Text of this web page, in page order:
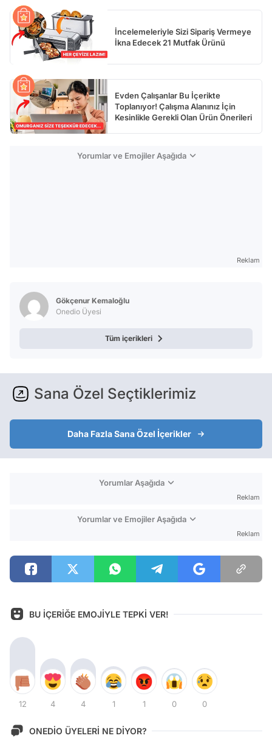
İncelemeleriyle Sizi Sipariş Vermeye
İkna Edecek 21 Mutfak Ürünü
Evden Çalışanlar Bu İçerikte
Toplanıyor! Çalışma Alanınız İçin
Kesinlikle Gerekli Olan Ürün Önerileri
Yorumlar ve Emojiler Aşağıda
Reklam
Gökçenur Kemaloğlu
Onedio Üyesi
Tüm içerikleri
Sana Özel Seçtiklerimiz
Daha Fazla Sana Özel İçerikler
Yorumlar Aşağıda
Reklam
Yorumlar ve Emojiler Aşağıda
Reklam
BU İÇERİĞE EMOJİYLE TEPKİ VER!
12 4 4 1 1 0 0
ONEDİO ÜYELERİ NE DİYOR?